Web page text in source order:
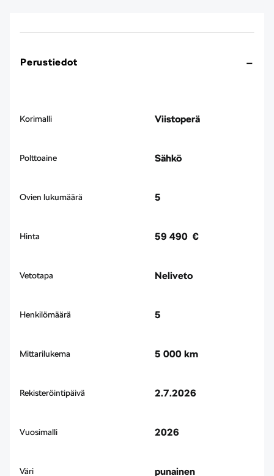
Perustiedot
Korimalli Viistoperä
Polttoaine Sähkö
Ovien lukumäärä 5
Hinta 59 490 €
Vetotapa Neliveto
Henkilömäärä 5
Mittarilukema 5 000 km
Rekisteröintipäivä 2.7.2026
Vuosimalli 2026
Väri punainen